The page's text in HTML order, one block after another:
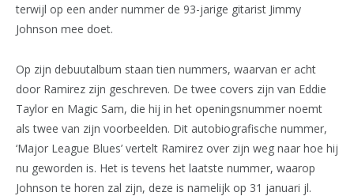
terwijl op een ander nummer de 93-jarige gitarist Jimmy
Johnson mee doet.
Op zijn debuutalbum staan tien nummers, waarvan er acht
door Ramirez zijn geschreven. De twee covers zijn van Eddie
Taylor en Magic Sam, die hij in het openingsnummer noemt
als twee van zijn voorbeelden. Dit autobiografische nummer,
‘Major League Blues’ vertelt Ramirez over zijn weg naar hoe hij
nu geworden is. Het is tevens het laatste nummer, waarop
Johnson te horen zal zijn, deze is namelijk op 31 januari jl.